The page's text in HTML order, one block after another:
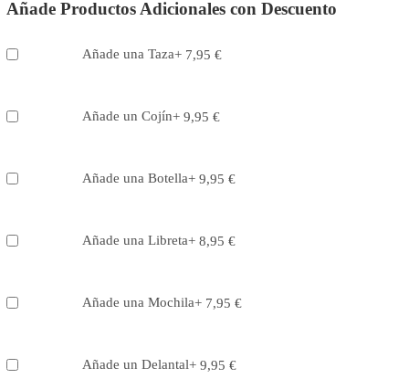
Añade Productos Adicionales con Descuento
Añade una Taza+ 7,95 €
Añade un Cojín+ 9,95 €
Añade una Botella+ 9,95 €
Añade una Libreta+ 8,95 €
Añade una Mochila+ 7,95 €
Añade un Delantal+ 9,95 €